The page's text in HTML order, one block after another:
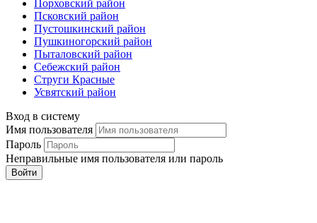
Порховский район
Псковский район
Пустошкинский район
Пушкиногорский район
Пыталовский район
Себежский район
Струги Красные
Усвятский район
Вход в систему
Имя пользователя
Пароль
Неправильные имя пользователя или пароль
Войти